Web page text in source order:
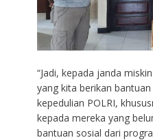
“Jadi, kepada janda
yang kita berikan
kepedulian POLRI,
kepada mereka yang
bantuan sosial dari